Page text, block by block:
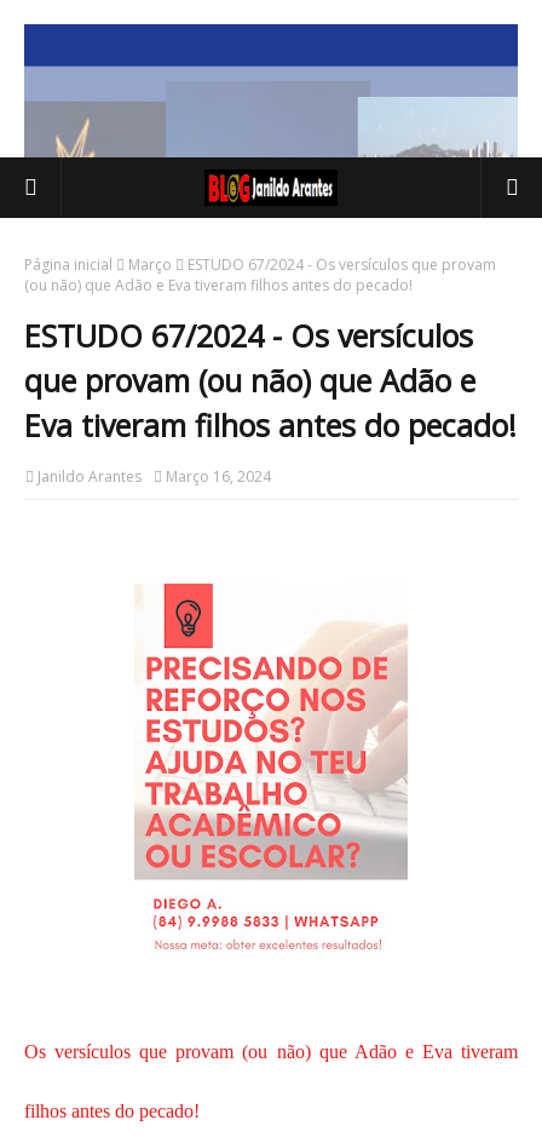
Página inicial Março
ESTUDO 67/2024 - Os versículos que provam
(ou não) que Adão e Eva tiveram filhos antes do pecado!
ESTUDO 67/2024 - Os versículos
que provam (ou não) que Adão e
Eva tiveram filhos antes do pecado!
Janildo Arantes Março 16, 2024
Os versículos que provam (ou não) que Adão e Eva tiveram
filhos antes do pecado!